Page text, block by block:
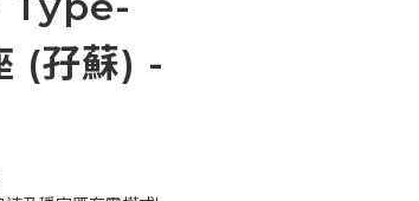
(孖蘇) -